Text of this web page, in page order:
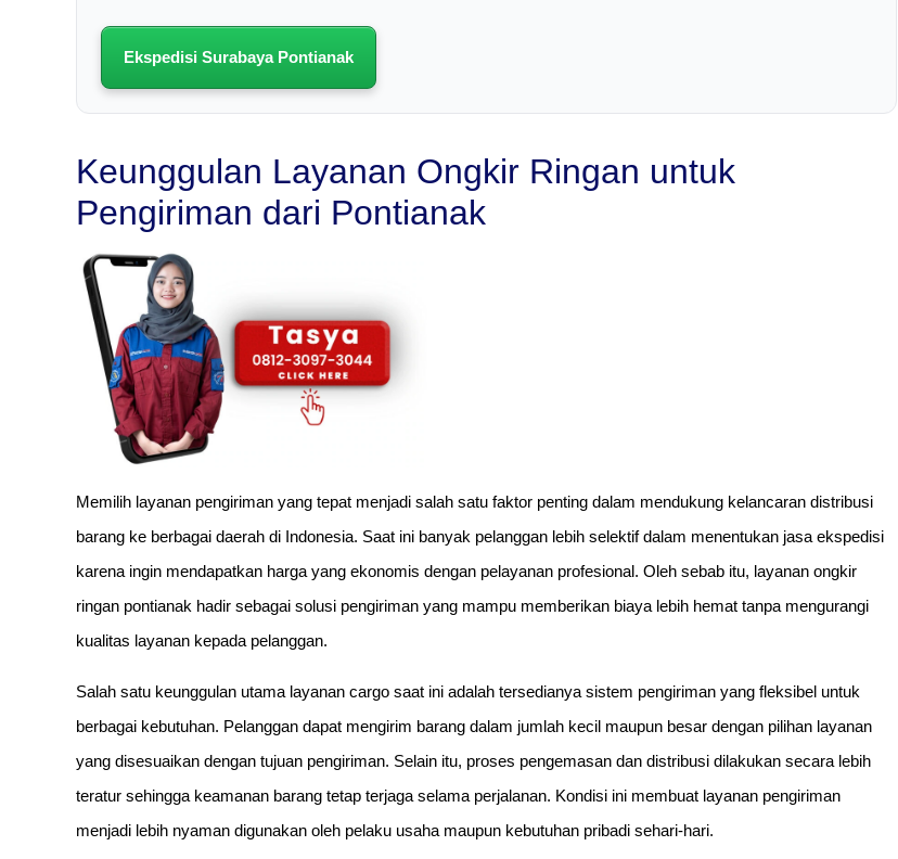
Ekspedisi Surabaya Pontianak
Keunggulan Layanan Ongkir Ringan untuk
Pengiriman dari Pontianak
Memilih layanan pengiriman yang tepat menjadi salah satu faktor penting dalam mendukung kelancaran distribusi
barang ke berbagai daerah di Indonesia. Saat ini banyak pelanggan lebih selektif dalam menentukan jasa ekspedisi
karena ingin mendapatkan harga yang ekonomis dengan pelayanan profesional. Oleh sebab itu, layanan ongkir
ringan pontianak hadir sebagai solusi pengiriman yang mampu memberikan biaya lebih hemat tanpa mengurangi
kualitas layanan kepada pelanggan.
Salah satu keunggulan utama layanan cargo saat ini adalah tersedianya sistem pengiriman yang fleksibel untuk
berbagai kebutuhan. Pelanggan dapat mengirim barang dalam jumlah kecil maupun besar dengan pilihan layanan
yang disesuaikan dengan tujuan pengiriman. Selain itu, proses pengemasan dan distribusi dilakukan secara lebih
teratur sehingga keamanan barang tetap terjaga selama perjalanan. Kondisi ini membuat layanan pengiriman
menjadi lebih nyaman digunakan oleh pelaku usaha maupun kebutuhan pribadi sehari-hari.